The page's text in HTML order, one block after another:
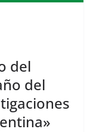
del
del